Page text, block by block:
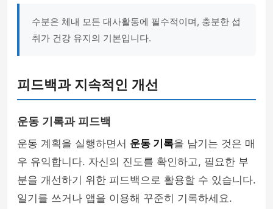
수분은 체내 모든 대사활동에 필수적이며, 충분한 섭
취가 건강 유지의 기본입니다.
피드백과 지속적인 개선
운동 기록과 피드백
운동 계획을 실행하면서 운동 기록을 남기는 것은 매
우 유익합니다. 자신의 진도를 확인하고, 필요한 부
분을 개선하기 위한 피드백으로 활용할 수 있습니다.
일기를 쓰거나 앱을 이용해 꾸준히 기록하세요.